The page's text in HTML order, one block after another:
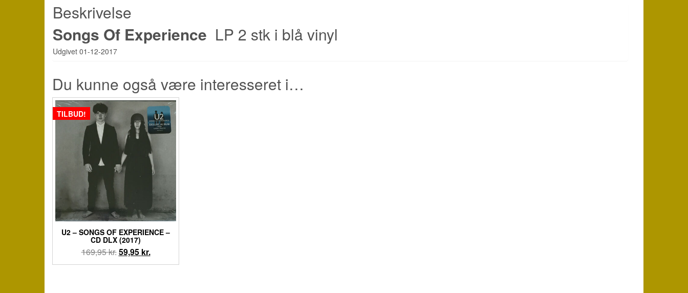
Beskrivelse
Songs Of Experience LP 2 stk i blå vinyl
Udgivet 01-12-2017
Du kunne også være interesseret i…
TILBUD!
U2 – SONGS OF EXPERIENCE –
CD DLX (2017)
169,95kr.Den
oprindelige
59,95 kr.Den
aktuelle